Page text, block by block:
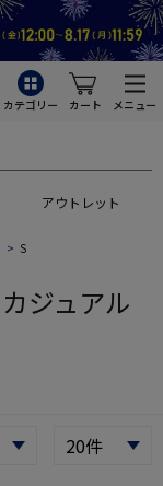
カテゴリー カート メニュー
アウトレット
S
ジュアル